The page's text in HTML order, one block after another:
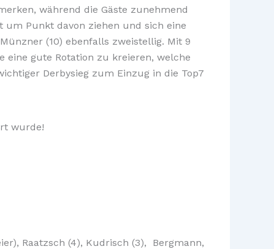
während die Gäste zunehmend
um Punkt davon ziehen und sich eine
(10) ebenfalls zweistellig. Mit 9
eine gute Rotation zu kreieren, welche
Derbysieg zum Einzug in die Top7
wurde!
Raatzsch (4), Kudrisch (3), Bergmann,